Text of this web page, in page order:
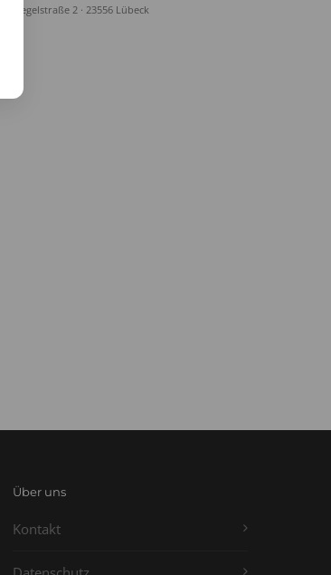
Ziegelstraße 2 · 23556 Lübeck
Über uns
Kontakt